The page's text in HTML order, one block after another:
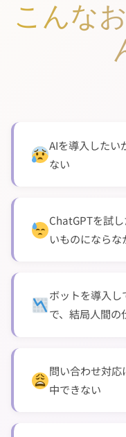
こんな
AIを導入したい
ない
ChatGPTを試
いものにならな
ボットを導入
で、結局人間の
問い合わせ対
中できない